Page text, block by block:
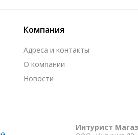
Компания
Адреса и контакты
О компании
Новости
Интурист